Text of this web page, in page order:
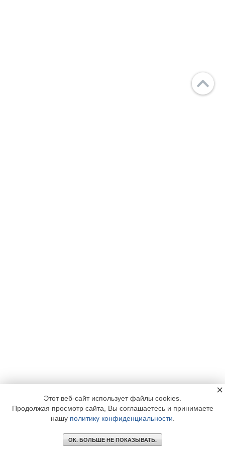
Этот веб-сайт использует файлы cookies.
Продолжая просмотр сайта, Вы соглашаетесь и принимаете
нашу политику конфиденциальности
ОК. БОЛЬШЕ НЕ ПОКАЗЫВАТЬ.
×